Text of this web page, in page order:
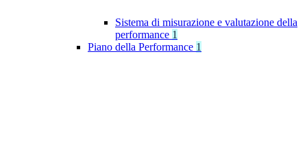
Sistema di misurazione e valutazione della
performance 1
Piano della Performance 1